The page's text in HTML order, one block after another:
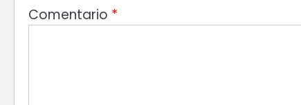
Comentario *